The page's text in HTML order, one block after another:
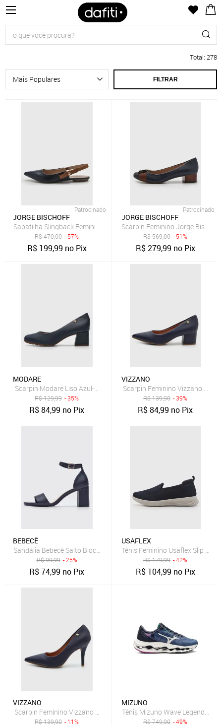
Total: 278
FILTRAR
Patrocinado
JORGE BISCHOFF
Sapatilha Slingback Feminina Jorge Bischoff Azul Marinho
R$470,00 - 57%
R$ 199,99 no Pix
Patrocinado
JORGE BISCHOFF
Scarpin Feminino Jorge
R$569,00 - 51%
R$279,99 no Pix
MODARE
Scarpin Modare Liso Azul-Marinho
R$129,99 - 35%
R$84,99 no Pix
VIZZANO
Scarpin Feminino Vizzano
R$139,90 - 39%
R$84,99 no Pix
BEBECÊ
Sandália Bebecê Salto Bloco Média Azul Marinho
R$99,99 - 25%
R$74,99 no Pix
USAFLEX
Tênis Feminino Usaflex Slip On
R$179,99 - 42%
R$ 104,99 no Pix
VIZZANO
Scarpin Feminino Vizzano Salto Fino Azul Marinho
R$139,90 - 11%
MIZUNO
Tênis Mizuno Wave Legend 4
R$749,90 - 49%